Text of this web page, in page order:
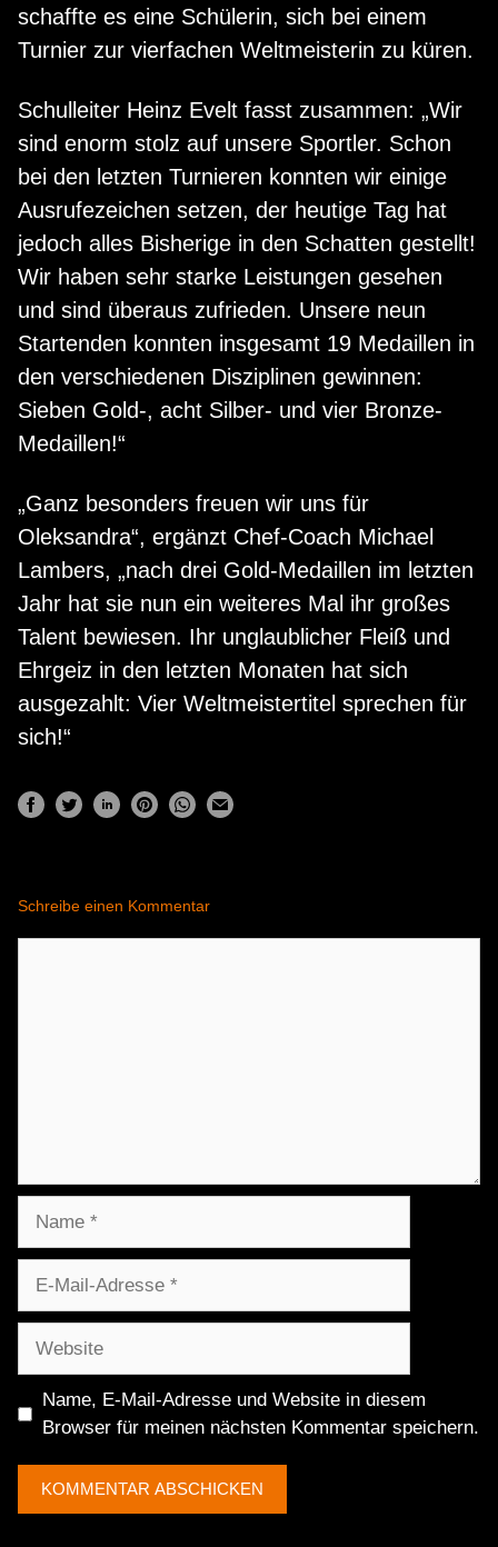
schaffte es eine Schülerin, sich bei einem
Turnier zur vierfachen Weltmeisterin zu küren.
Schulleiter Heinz Evelt fasst zusammen: „Wir
sind enorm stolz auf unsere Sportler. Schon
bei den letzten Turnieren konnten wir einige
Ausrufezeichen setzen, der heutige Tag hat
jedoch alles Bisherige in den Schatten gestellt!
Wir haben sehr starke Leistungen gesehen
und sind überaus zufrieden. Unsere neun
Startenden konnten insgesamt 19 Medaillen in
den verschiedenen Disziplinen gewinnen:
Sieben Gold-, acht Silber- und vier Bronze-
Medaillen!“
„Ganz besonders freuen wir uns für
Oleksandra“, ergänzt Chef-Coach Michael
Lambers, „nach drei Gold-Medaillen im letzten
Jahr hat sie nun ein weiteres Mal ihr großes
Talent bewiesen. Ihr unglaublicher Fleiß und
Ehrgeiz in den letzten Monaten hat sich
ausgezahlt: Vier Weltmeistertitel sprechen für
sich!“
Schreibe einen Kommentar
Adresse
Name, E-Mail-Adresse und Website in diesem
Browser für meinen nächsten Kommentar speichern.